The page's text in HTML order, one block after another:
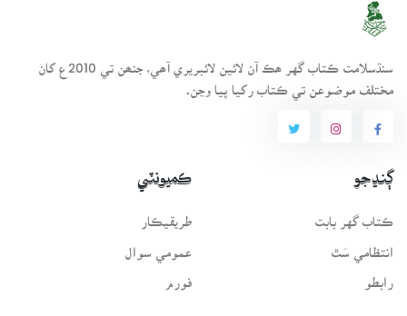
سنڌسلامت ڪتاب گهر ھڪ آن لائين لائبريري آھي، جنھن تي 2010ع کان
مختلف موضوعن تي ڪتاب رکيا پيا وڃن.
ڳنڍجو
ڪتاب گهر بابت
انتظامي سَٿ
رابطو
ڪميونٽي
طريقيڪار
عمومي سوال
فورم